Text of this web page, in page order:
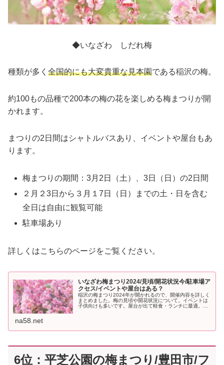
◆いなざわ しだれ梅
種類が多く 全国的にも大変貴重な見本園である稲沢の梅。
約100もの品種で200本の梅の花を楽しめる梅まつりが開
かれます。
まつりの2日間はシャトルバスあり、イベントや屋台もあ
ります。
梅まつりの期間：3月2日（土）、3日（日）の2日間
２月２3日から３月１7日（日）までの土・日を含む
全日は自由に観覧可能
駐車場あり
詳しくはこちらのページをご覧ください。
いなざわ梅まつり2024/見頃/開花状況今/駐車場ア
クセス/イベントや屋台はある？
稲沢の梅まつり2024年が開かれるので、開催内容を詳しく
まとめました。梅の見頃や開花状況について。イベントは
子供向けも多いです。屋台が出て軽食・ランチに最適。駐
na58.net
6位：平芝公園の梅まつり/豊田市/フ